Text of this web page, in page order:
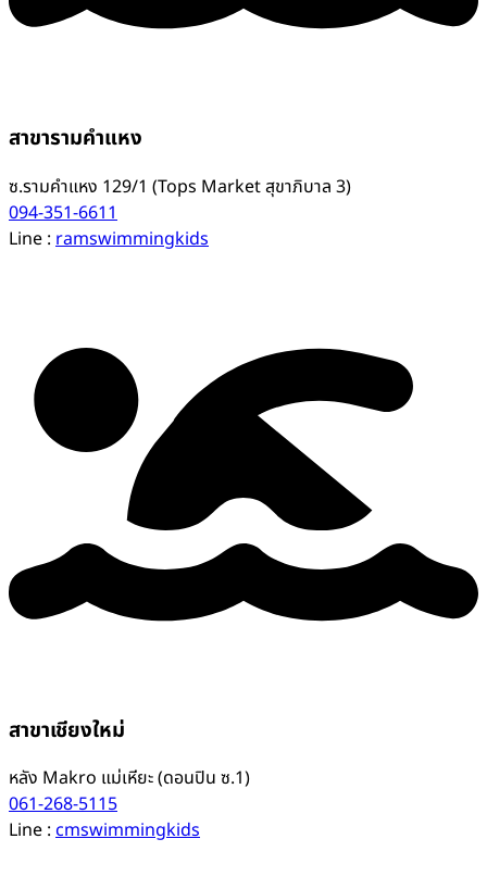
สาขารามคำแหง
ซ.รามคำแหง 129/1 (Tops Market สุขาภิบาล 3)
094-351-6611
Line : ramswimmingkids
สาขาเชียงใหม่
หลัง Makro แม่เหียะ (ดอนปิน ซ.1)
061-268-5115
Line : cmswimmingkids